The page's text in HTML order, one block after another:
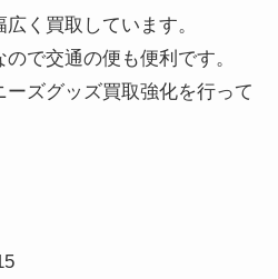
く買取しています。
で交通の便も便利です。
ーズグッズ買取強化を行って